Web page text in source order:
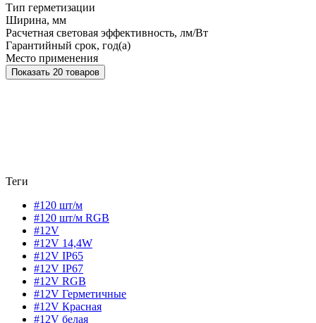
Тип герметизации
Ширина, мм
Расчетная световая эффективность, лм/Вт
Гарантийный срок, год(а)
Место применения
Показать 20 товаров
Теги
#120 шт/м
#120 шт/м RGB
#12V
#12V 14,4W
#12V IP65
#12V IP67
#12V RGB
#12V Герметичные
#12V Красная
#12V белая